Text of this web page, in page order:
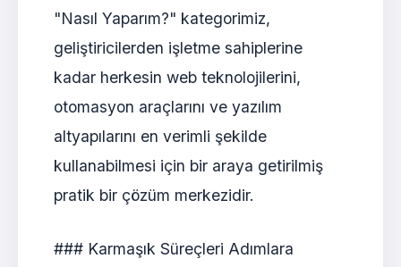
"Nasıl Yaparım?" kategorimiz,
geliştiricilerden işletme sahiplerine
kadar herkesin web teknolojilerini,
otomasyon araçlarını ve yazılım
altyapılarını en verimli şekilde
kullanabilmesi için bir araya getirilmiş
pratik bir çözüm merkezidir.
### Karmaşık Süreçleri Adımlara